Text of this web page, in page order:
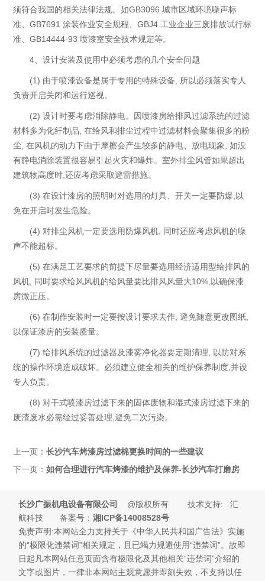
须符合我国的相关法律法规。如GB3096 城市区域环境噪声标
准、GB7691 涂装作业安全规程、GBJ4 工业企业三废排放试行标
准、GB14444-93 喷漆室安全技术规定等。
4、设计安装及使用中必须考虑的几个安全问题
(1) 由于喷漆设备是属于专用的特殊设备, 所以必须落实专人
负责开启关闭和运行巡视。
(2) 设计时要考虑消除静电。因喷漆房给排风过滤系统的过滤
材料多为化纤制品, 在给风和排尘过程中过滤材料会聚集很多的粉
尘, 在风机的动力下由于摩擦会产生较多的静电、放电现象, 如没
有静电消除装置很容易引起火灾和爆炸。室外排尘风管如果超出
建筑物高度时,还应考虑采取避雷措施。
(3) 在设计漆房的照明时对选用的灯具、开关一定要防爆,以
免在开启时发生危险。
(4) 对排尘风机一定要选用防爆风机, 同时还应考虑风机的噪
声不能超标。
(5) 在满足工艺要求的前提下尽量要选用经济适用型给排风的
风机, 同时要求给风风机的给风量要比排风风量大10%,以确保漆
房微正压。
(6) 在制作安装时一定要按设计要求去作, 避免随意更改图纸,
以保证漆房的安装质量。
(7) 给排风系统的过滤器及漆雾净化器要定期清理, 以防对系
统的操作环境造成破坏。必须建立健全相关的维护保养制度,并设
专人负责。
(8) 对干式喷漆房过滤下来的固体废物和湿式漆房过滤下来的
废渣废水必需经过妥善处理,避免二次污染。
上一页：长沙汽车烤漆房过滤棉更换时间的一些建议
下一页：如何合理进行汽车烤漆的维护及保养-长沙汽车打磨房
长沙广振机电设备有限公司
@版权所有 技术支持: 汇
航科技 备案号：湘ICP备14008528号
免责声明:本网站全力支持关于《中华人民共和国广告法》实施
的“极限化违禁词”相关规定，且已竭力规避使用“违禁词”。故即
日起凡本网站任意页面含有极限化及其他相关“违禁词”介绍的
文字或图片，一律非本网站主观意愿并即刻失效，不支持以任